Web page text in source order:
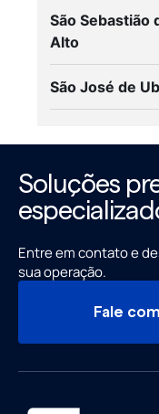
São Sebastião
Alto
São José de
Soluções
Entre em contato e
sua operação.
Fale